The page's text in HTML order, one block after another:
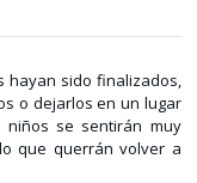
hayan sido finalizados,
o dejarlos en un lugar
se sentirán muy
que querrán volver a